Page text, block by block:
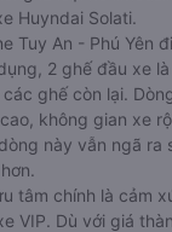
Huyndai Solati.
Tuy An - Phú Yên
2 ghế đầu xe
ghế còn lại.
không gian xe
này vẫn ngã ra
tâm chính là cảm
VIP. Dù với giá